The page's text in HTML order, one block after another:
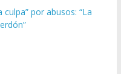
culpa” por abusos: “La